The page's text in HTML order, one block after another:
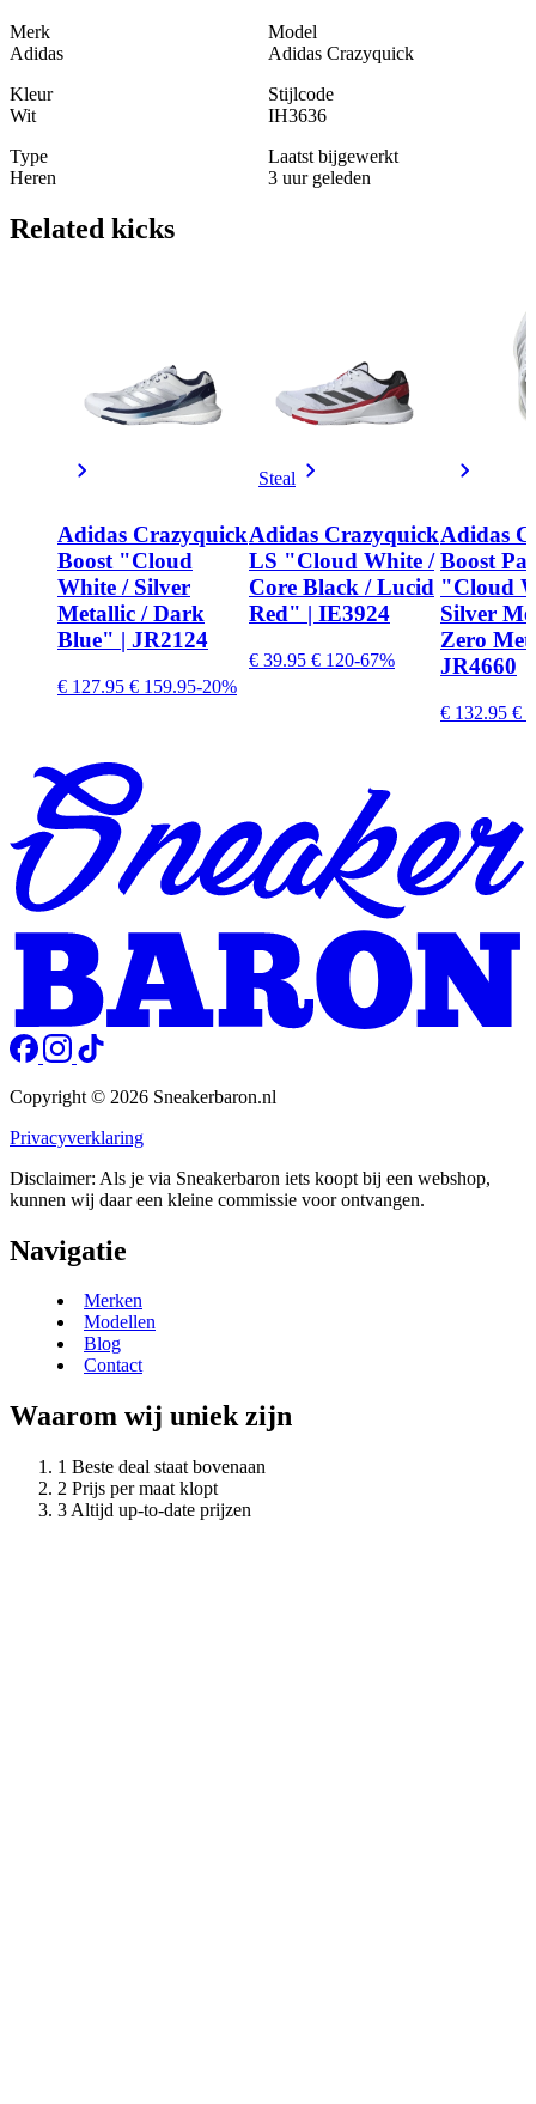
Merk
Adidas
Model
Adidas Crazyquick
Kleur
Wit
Stijlcode
IH3636
Type
Heren
Laatst bijgewerkt
3 uur geleden
Related kicks
Adidas Crazyquick
Boost "Cloud
White / Silver
Metallic / Dark
Blue" | JR2124
€ 127.95 € 159.95-20%
Steal
Adidas Crazyquick
LS "Cloud White /
Core Black / Lucid
Red" | IE3924
€ 39.95 € 120-67%
Adidas
Boost
"Cloud
Silver
Zero
JR4660
€ 132.95 €
Copyright © 2026 Sneakerbaron.nl
Privacyverklaring
Disclaimer: Als je via Sneakerbaron iets koopt bij een webshop,
kunnen wij daar een kleine commissie voor ontvangen.
Navigatie
Merken
Modellen
Blog
Contact
Waarom wij uniek zijn
Beste deal staat bovenaan
Prijs per maat klopt
Altijd up-to-date prijzen